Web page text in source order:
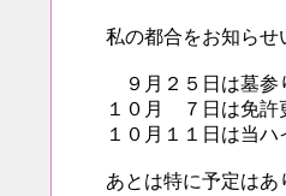
私の都合をお知らせ
９月２５日は墓参
１０月 ７日は免許
１０月１１日は当
あとは特に予定はあ